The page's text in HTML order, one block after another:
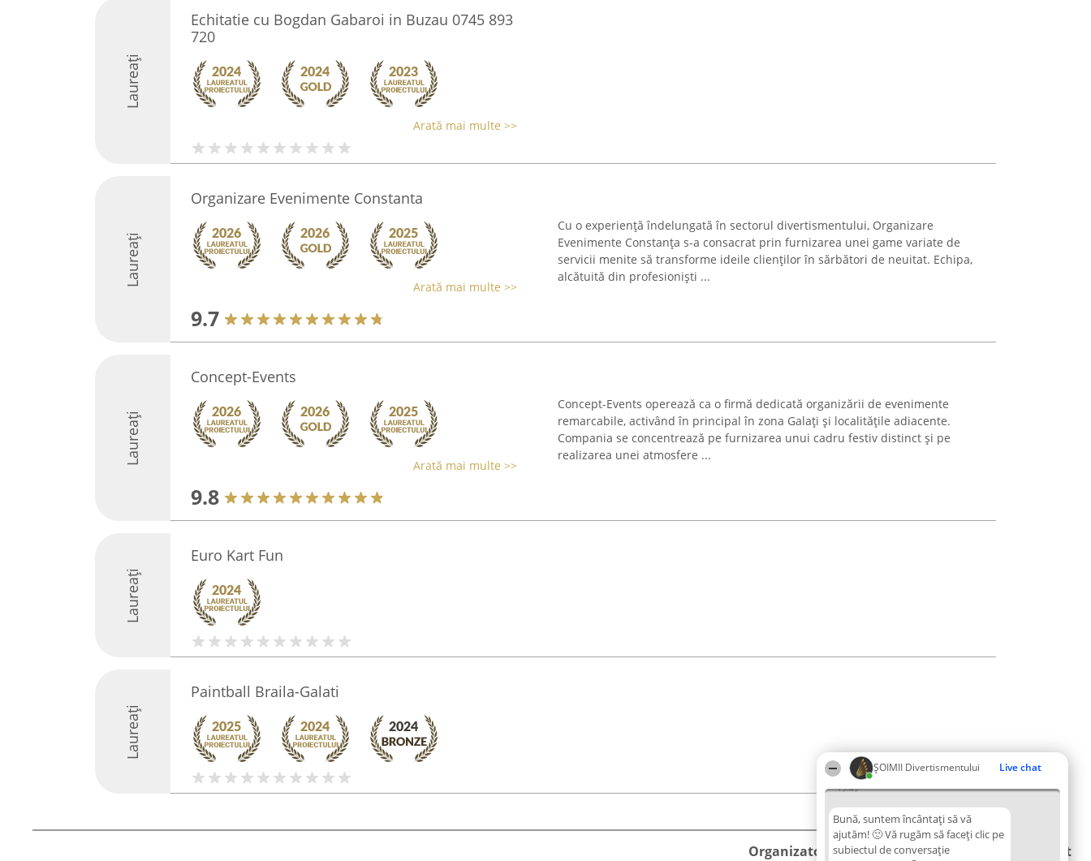
ŞOIMII Divertismentului Live chat
19:49
Bună, suntem încântați să vă
ajutăm! 🙂 Vă rugăm să faceți clic pe
subiectul de conversație
Laureați
Echitatie cu Bogdan Gabaroi in Buzau 0745 893
720
Arată mai multe >>
Laureați
Organizare Evenimente Constanta
Arată mai multe >>
9.7
Cu o experiență îndelungată în sectorul divertismentului, Organizare
Evenimente Constanța s-a consacrat prin furnizarea unei game variate de
servicii menite să transforme ideile clienților în sărbători de neuitat. Echipa,
alcătuită din profesioniști ...
Laureați
Concept-Events
Arată mai multe >>
9.8
Concept-Events operează ca o firmă dedicată organizării de evenimente
remarcabile, activând în principal în zona Galați și localitățile adiacente.
Compania se concentrează pe furnizarea unui cadru festiv distinct și pe
realizarea unei atmosfere ...
Laureați
Euro Kart Fun
Laureați
Paintball Braila-Galati
Organizator Ranking Plebiscyt Contact